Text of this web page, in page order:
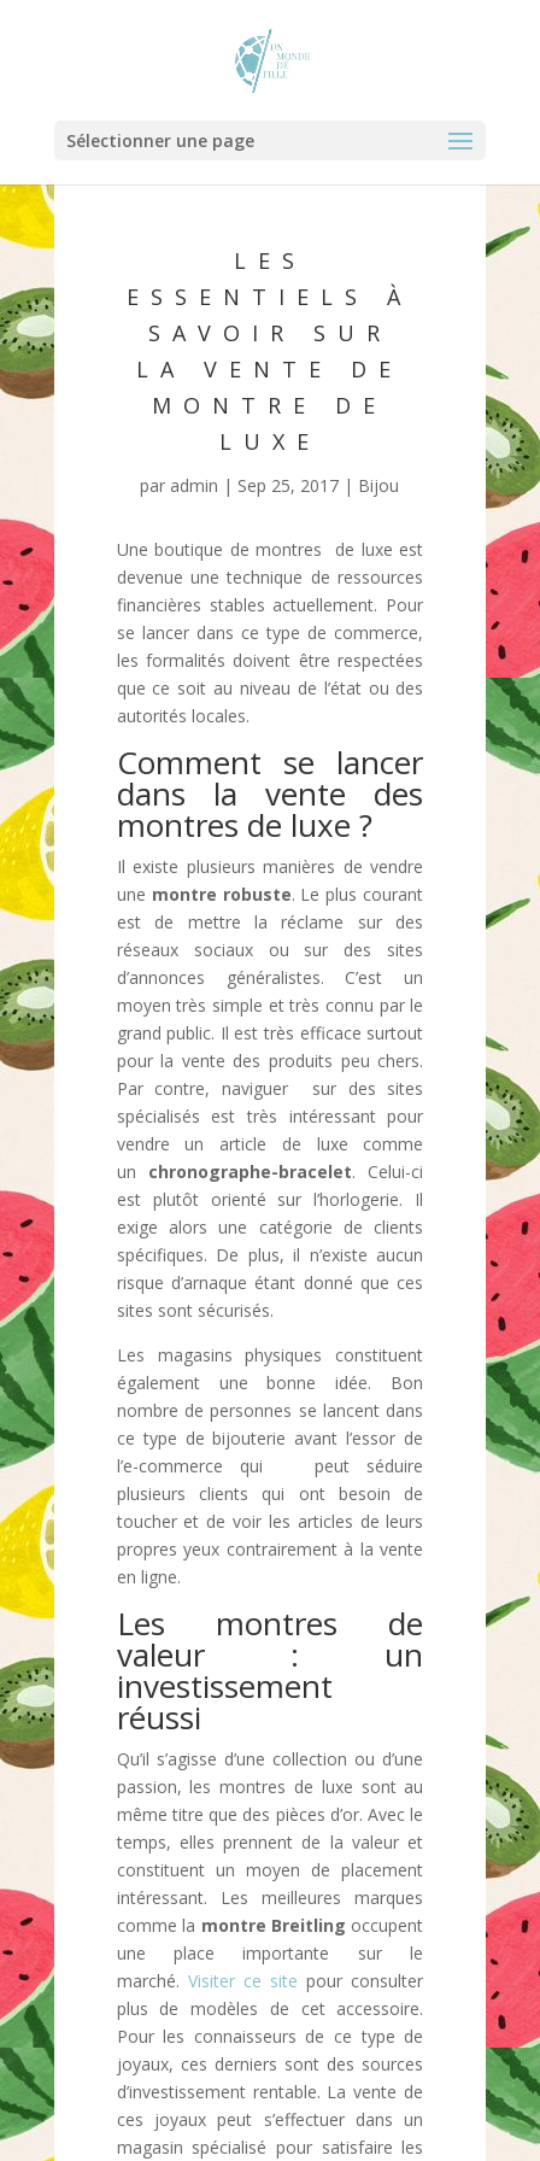
Sélectionner une page
LES
ESSENTIELS À
SAVOIR SUR
LA VENTE DE
MONTRE DE
LUXE
par admin | Sep 25, 2017 | Bijou
Une boutique de montres de luxe est
devenue une technique de ressources
financières stables actuellement. Pour
se lancer dans ce type de commerce,
les formalités doivent être respectées
que ce soit au niveau de l’état ou des
autorités locales.
Comment se lancer
dans la vente des
montres de luxe ?
Il existe plusieurs manières de vendre
une montre robuste. Le plus courant
est de mettre la réclame sur des
réseaux sociaux ou sur des sites
d’annonces généralistes. C’est un
moyen très simple et très connu par le
grand public. Il est très efficace surtout
pour la vente des produits peu chers.
Par contre, naviguer sur des sites
spécialisés est très intéressant pour
vendre un article de luxe comme
un chronographe-bracelet. Celui-ci
est plutôt orienté sur l’horlogerie. Il
exige alors une catégorie de clients
spécifiques. De plus, il n’existe aucun
risque d’arnaque étant donné que ces
sites sont sécurisés.
Les magasins physiques constituent
également une bonne idée. Bon
nombre de personnes se lancent dans
ce type de bijouterie avant l’essor de
l’e-commerce qui peut séduire
plusieurs clients qui ont besoin de
toucher et de voir les articles de leurs
propres yeux contrairement à la vente
en ligne.
Les montres de
valeur : un
investissement
réussi
Qu’il s’agisse d’une collection ou d’une
passion, les montres de luxe sont au
même titre que des pièces d’or. Avec le
temps, elles prennent de la valeur et
constituent un moyen de placement
intéressant. Les meilleures marques
comme la montre Breitling occupent
une place importante sur le
marché. Visiter ce site pour consulter
plus de modèles de cet accessoire.
Pour les connaisseurs de ce type de
joyaux, ces derniers sont des sources
d’investissement rentable. La vente de
ces joyaux peut s’effectuer dans un
magasin spécialisé pour satisfaire les